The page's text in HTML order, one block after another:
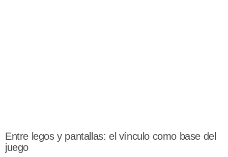
Entre legos y pantallas: el vínculo como base del
juego